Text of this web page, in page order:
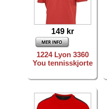
149 kr
1224 Lyon 3360
You tennisskjorte